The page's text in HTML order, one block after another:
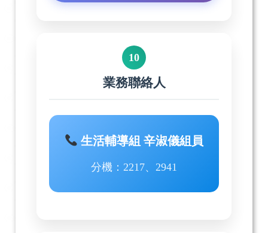
10
業務聯絡人
生活輔導組 辛淑儀組員
分機：2217、2941